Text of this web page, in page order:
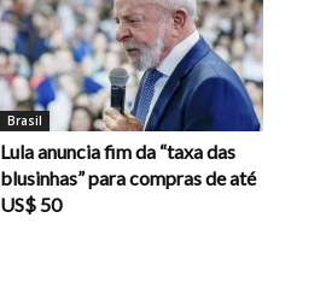
Brasil
Lula anuncia fim da “taxa das
blusinhas” para compras de até
US$ 50